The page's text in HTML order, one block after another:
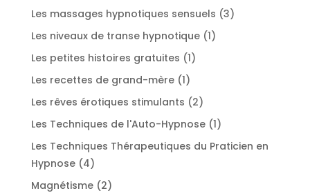
produit
Les massages hypnotiques sensuels 33
Les niveaux de transe hypnotique 11
Les petites histoires gratuites 11
Les recettes de grand-mère 11
produit
Les rêves érotiques stimulants 22
produits
Les Techniques de l'Auto-Hypnose 11
produit
Les Techniques Thérapeutiques du Praticien en
Hypnose 44
produits
Magnétisme 22